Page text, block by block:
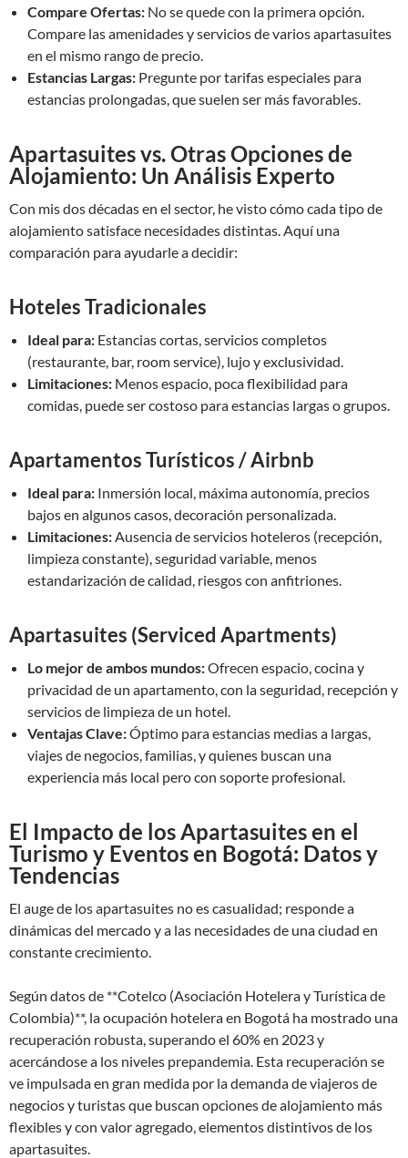
Compare Ofertas: No se quede con la primera opción.
Compare las amenidades y servicios de varios apartasuites
en el mismo rango de precio.
Estancias Largas: Pregunte por tarifas especiales para
estancias prolongadas, que suelen ser más favorables.
Apartasuites vs. Otras Opciones de
Alojamiento: Un Análisis Experto
Con mis dos décadas en el sector, he visto cómo cada tipo de
alojamiento satisface necesidades distintas. Aquí una
comparación para ayudarle a decidir:
Hoteles Tradicionales
Ideal para: Estancias cortas, servicios completos
(restaurante, bar, room service), lujo y exclusividad.
Limitaciones: Menos espacio, poca flexibilidad para
comidas, puede ser costoso para estancias largas o grupos.
Apartamentos Turísticos / Airbnb
Ideal para: Inmersión local, máxima autonomía, precios
bajos en algunos casos, decoración personalizada.
Limitaciones:Ausencia de servicios hoteleros (recepción,
limpieza constante), seguridad variable, menos
estandarización de calidad, riesgos con anfitriones.
Apartasuites (Serviced Apartments)
Lo mejor de ambos mundos:Ofrecen espacio, cocina y
privacidad de un apartamento, con la seguridad, recepción y
servicios de limpieza de un hotel.
Ventajas Clave:Óptimo para estancias medias a largas,
viajes de negocios, familias, y quienes buscan una
experiencia más local pero con soporte profesional.
El Impacto de los Apartasuites en el
Turismo y Eventos en Bogotá: Datos y
Tendencias
El auge de los apartasuites no es casualidad; responde a
dinámicas del mercado y a las necesidades de una ciudad en
constante crecimiento.
Según datos de **Cotelco (Asociación Hotelera y Turística de
Colombia)**, la ocupación hotelera en Bogotá ha mostrado una
recuperación robusta, superando el 60% en 2023 y
acercándose a los niveles prepandemia. Esta recuperación se
ve impulsada en gran medida por la demanda de viajeros de
negocios y turistas que buscan opciones de alojamiento más
flexibles y con valor agregado, elementos distintivos de los
apartasuites.